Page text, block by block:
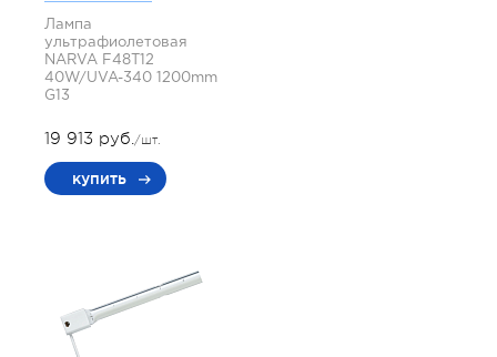
Лампа
ультрафиолетовая
NARVA F48T12
40W/UVA-340 1200mm
G13
19 913 руб./шт.
купить